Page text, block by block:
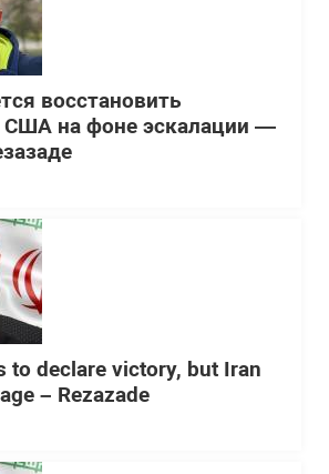
восстановить
США на фоне эскалации —
to declare victory, but Iran
– Rezazade